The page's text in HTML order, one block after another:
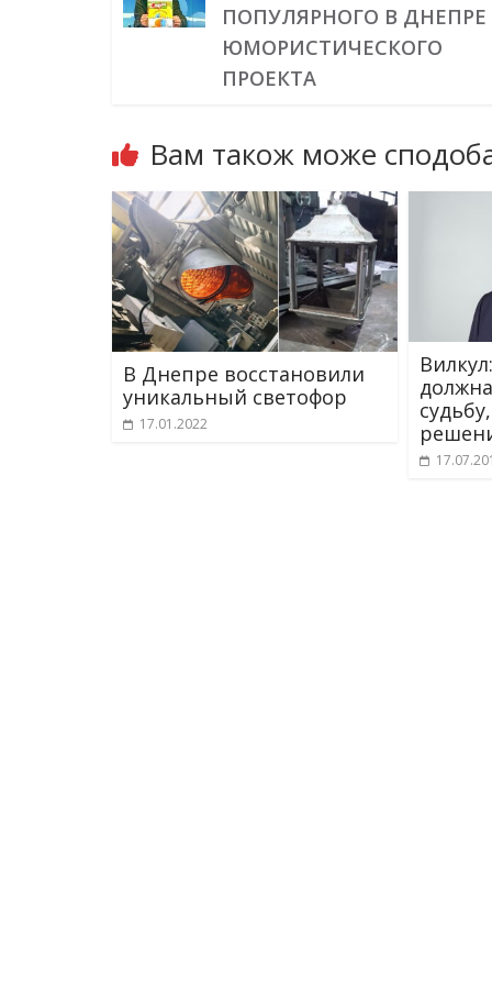
ПОПУЛЯРНОГО В ДНЕПРЕ
ЮМОРИСТИЧЕСКОГО
ПРОЕКТА
Вам також може
В Днепре восстановили
уникальный светофор
17.01.2022